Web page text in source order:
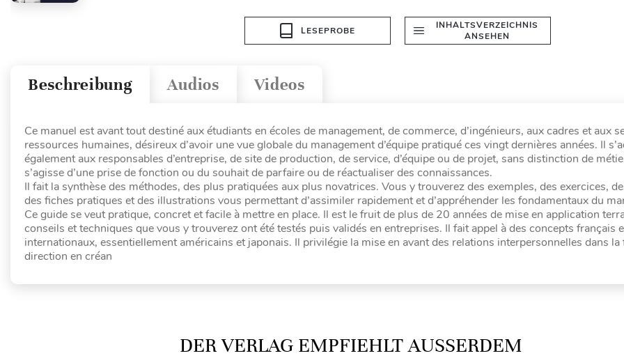
LESEPROBE
INHALTSVERZEICHNIS
ANSEHEN
Videos
Audios
Beschreibung
Ce manuel est avant tout destiné aux étudiants en écoles de management, de commerce, d’ingénieurs, aux cadres et aux
ressources humaines, désireux d’avoir une vue globale du management d’équipe pratiqué ces vingt dernières années. Il
également aux responsables d’entreprise, de site de production, de service, d’équipe ou de projet, sans distinction de
s’agisse d’une prise de fonction ou du souhait de parfaire ou de réactualiser des connaissances.
Il fait la synthèse des méthodes, des plus pratiquées aux plus novatrices. Vous y trouverez des exemples, des exercices,
des fiches pratiques et des illustrations vous permettant d’assimiler rapidement et d’appréhender les fondamentaux du
Ce guide se veut pratique, concret et facile à mettre en place. Il est le fruit de plus de 20 années de mise en application
conseils et techniques que vous y trouverez ont été testés puis validés en entreprises. Il fait appel à des concepts français
internationaux, essentiellement américains et japonais. Il privilégie la mise en avant des relations interpersonnelles dans
direction en créan
DER VERLAG EMPFIEHLT AUSSERDEM